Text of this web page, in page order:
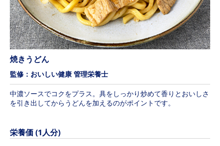
焼きうどん
監修：おいしい健康 管理栄養士
中濃ソースでコクをプラス。具をしっかり炒めて香りとおいしさ
を引き出してからうどんを加えるのがポイントです。
栄養価 (1人分)